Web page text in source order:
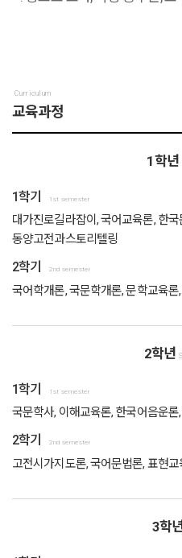
Curriculum
교육과정
1학년
1학기 1st semester
대가진로길라잡이, 국어교육론, 한
동양고전과스토리텔링
2학기 2nd semester
국어학개론, 국문학개론, 문학교육
2학년
1학기 1st semester
국문학사, 이해교육론, 한국어음운
2학기 2nd semester
고전시가지도론, 국어문법론, 표현
3학